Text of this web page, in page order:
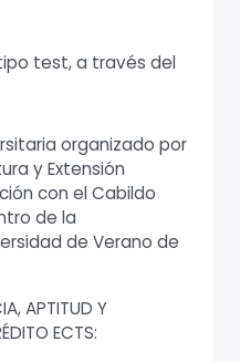
test, a través del
organizado por
y Extensión
con el Cabildo
de la
de Verano de
APTITUD Y
ECTS: